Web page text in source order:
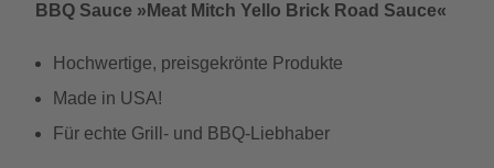
BBQ Sauce »Meat Mitch Yello Brick Road Sauce«
Hochwertige, preisgekrönte Produkte
Made in USA!
Für echte Grill- und BBQ-Liebhaber